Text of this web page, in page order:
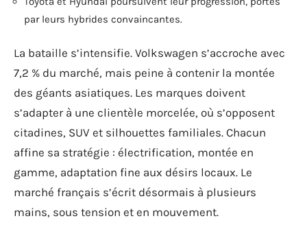
par leurs hybrides convaincantes.
La bataille s’intensifie. Volkswagen s’accroche avec
7,2 % du marché, mais peine à contenir la montée
des géants asiatiques. Les marques doivent
s’adapter à une clientèle morcelée, où s’opposent
citadines, SUV et silhouettes familiales. Chacun
affine sa stratégie : électrification, montée en
gamme, adaptation fine aux désirs locaux. Le
marché français s’écrit désormais à plusieurs
mains, sous tension et en mouvement.